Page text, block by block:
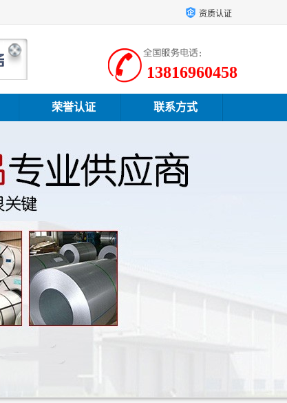
资质认证
13816960458
荣誉认证 联系方式